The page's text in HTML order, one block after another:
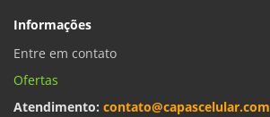
Informações
Entre em contato
Ofertas
Atendimento: contato@capascelular.com